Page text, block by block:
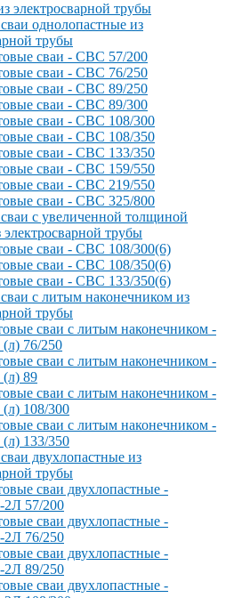
электросварной трубы
однолопастные из
трубы
сваи - СВС 57/200
сваи - СВС 76/250
сваи - СВС 89/250
сваи - СВС 89/300
сваи - СВС 108/300
сваи - СВС 108/350
сваи - СВС 133/350
сваи - СВС 159/550
сваи - СВС 219/550
сваи - СВС 325/800
с увеличенной толщиной
электросварной трубы
сваи - СВС 108/300(6)
сваи - СВС 108/350(6)
сваи - СВС 133/350(6)
с литым наконечником из
трубы
сваи с литым наконечником -
76/250
сваи с литым наконечником -
89
сваи с литым наконечником -
108/300
сваи с литым наконечником -
133/350
двухлопастные из
трубы
сваи двухлопастные -
57/200
сваи двухлопастные -
76/250
сваи двухлопастные -
89/250
сваи двухлопастные -